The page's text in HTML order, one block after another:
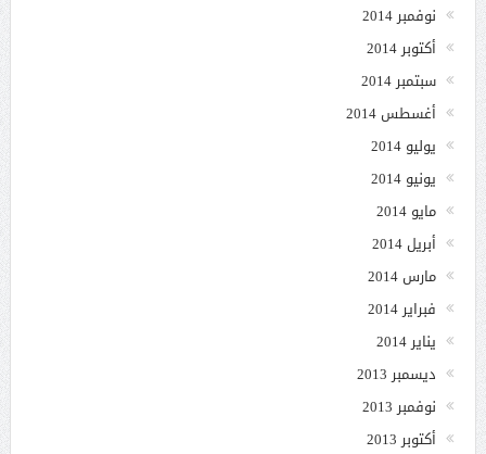
نوفمبر 2014
أكتوبر 2014
سبتمبر 2014
أغسطس 2014
يوليو 2014
يونيو 2014
مايو 2014
أبريل 2014
مارس 2014
فبراير 2014
يناير 2014
ديسمبر 2013
نوفمبر 2013
أكتوبر 2013